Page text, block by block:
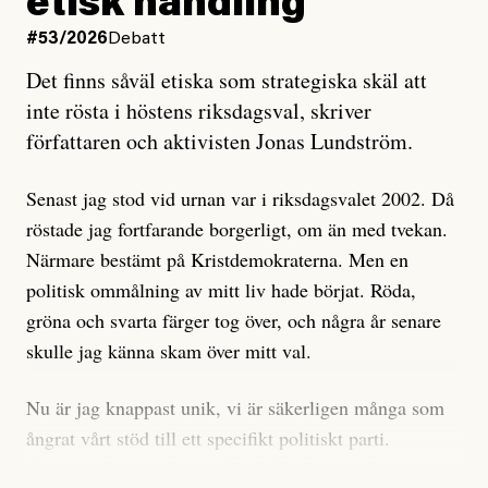
oro inom rörelsen.
Artikeln undersöker inte, som ETC påstår, ”vad som
är sant, vad som är rykten”, utan den bidrar bara till
ännu mer ryktesspridning. Det finns inte ett enda bevis
misstänkta personen är en infiltratör. Det som läsaren
får veta är att personen har ändrat sina politiska åsikter
under åren, att den har raderat tidigare innehåll på sina
sociala medier, att artikelns författare inte förstår sig
på personens ekonomi och att det tydligen finns
anonyma röster inom rörelsen som säger saker som
anses vara anledningar att titta närmare på personen,
men ingenting av detta är tillräckligt för att hänga ut
#53/2026 Debatt
Det finns såväl etiska som strategiska skäl att
inte rösta i höstens riksdagsval, skriver
författaren och aktivisten Jonas Lundström.
Senast jag stod vid urnan var i riksdagsvalet 2002. Då
röstade jag fortfarande borgerligt, om än med tvekan.
Närmare bestämt på Kristdemokraterna. Men en
politisk ommålning av mitt liv hade börjat. Röda,
gröna och svarta färger tog över, och några år senare
skulle jag känna skam över mitt val.
Nu är jag knappast unik, vi är säkerligen många som
ångrat vårt stöd till ett specifikt politiskt parti.